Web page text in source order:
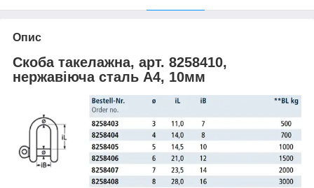
Опис
Скоба такелажна, арт. 8258410,
нержавіюча сталь А4, 10мм